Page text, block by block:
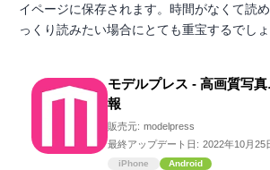
イページに保存されます。時間がなくて読
っくり読みたい場合にとても重宝するでしょ
モデルプレス - 高画質写
報
販売元: modelpress
最終アップデート日: 2022年10月25
iPhone Android